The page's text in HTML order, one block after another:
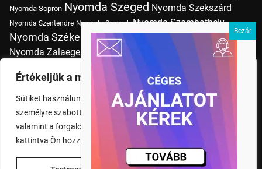
Értékeljük a magánéletét
Sütiket használunk a böngészési élmény fokozására,
személyre szabott hirdetések vagy tartalmak megjelenítésére,
valamint a forgalom elemzésére. A "Mindent elfogad" gombra
kattintva Ön hozzájárul a cookie-k használatához.
Nyomda Sopron Nyomda Szeged Nyomda Szekszárd
Nyomda Szentendre Nyomda Szolnok Nyomda Szombathely
Nyomda Székesfehérvár Nyomda Tatabánya Nyomda Vác
Nyomda Zalaegerszeg Nyomda Érd nyomtatás
Nyomtatás Budapesten
Pólónyomtatás Budapesten Szitanyomda Budapesten
Tudásbázis